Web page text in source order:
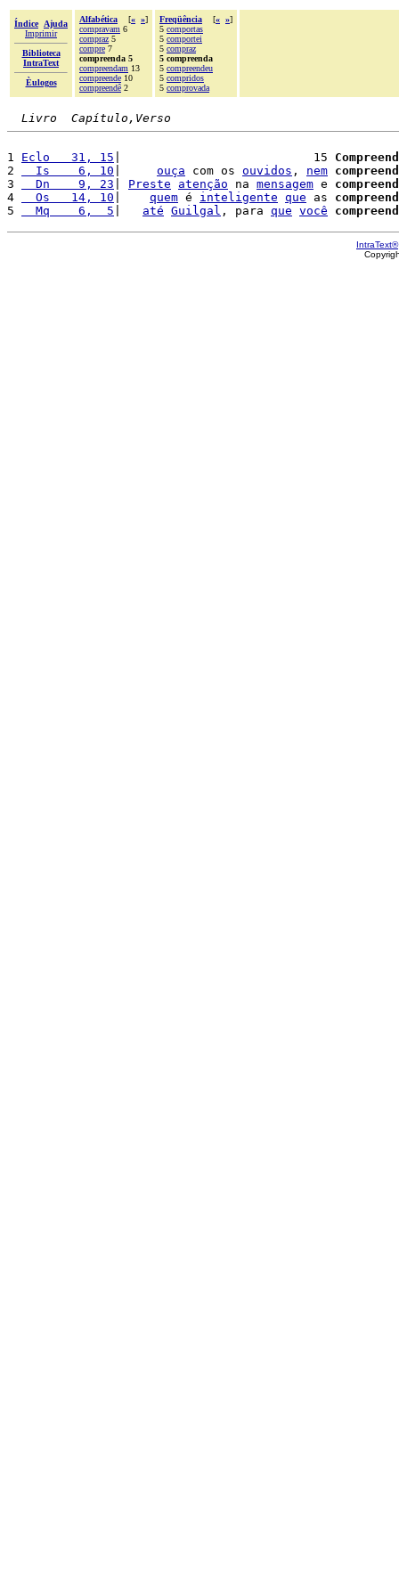
Índice
Ajuda
Imprimir
Biblioteca
IntraText
Èulogos
Alfabética [« »]
compravam 6
compraz 5
compre 7
compreenda 5
compreendam 13
compreende 10
compreendê 2
Freqüência [« »]
5 comportas
5 comportei
5 compraz
5 compreenda
5 compreendeu
5 compridos
5 comprovada
Livro  Capítulo,Verso
1 Eclo   31, 15 |                           15
2
  Is    6, 10
ouça com os ouvidos , nem
3
  Dn    9, 23
Preste atenção na mensagem e
4
  Os   14, 10
quem é inteligente que as
5
  Mq    6,  5
até Guilgal , para que você
IntraText®